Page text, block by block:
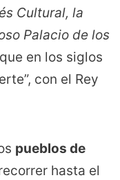
Cultural, la
Palacio de los
en los siglos
con el Rey
pueblos de
hasta el